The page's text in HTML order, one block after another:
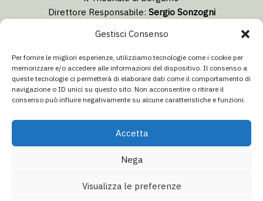
Gestisci Consenso
Per fornire le migliori esperienze, utilizziamo tecnologie come i cookie per
memorizzare e/o accedere alle informazioni del dispositivo. Il consenso a
queste tecnologie ci permetterà di elaborare dati come il comportamento di
navigazione o ID unici su questo sito. Non acconsentire o ritirare il
consenso può influire negativamente su alcune caratteristiche e funzioni.
Accetta
Nega
Visualizza le preferenze
Direttore Responsabile: Sergio Sonzogni
redazione@isolabergamascanews.it
info@italiacommunication.com
Telefono: 0345 41834
© 2026 Isola Bergamasca News - Tutti i diritti riservati